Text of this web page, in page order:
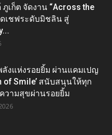
เก็ต จัดงาน “Across the
เชฟระดับมิชลิน สู่
งแห่งรอยยิ้ม ผ่านแคมเปญ
of Smile’ สนับสนุนให้ทุก
วามสุขผ่านรอยยิ้ม